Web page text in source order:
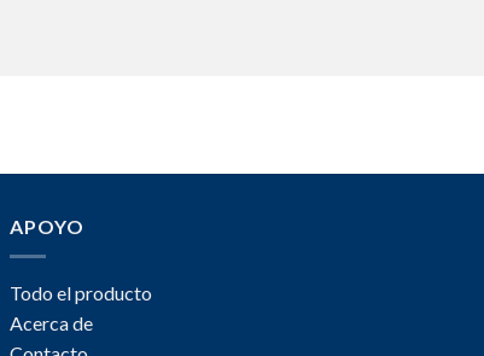
APOYO
Todo el producto
Acerca de